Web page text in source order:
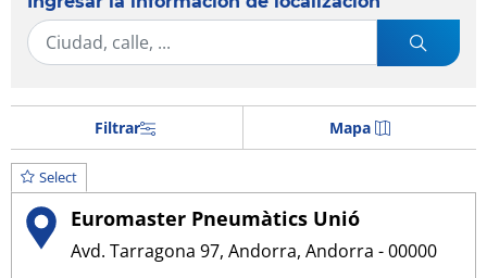
Filtrar Mapa
Select
Euromaster Pneumàtics Unió
Avd. Tarragona 97, Andorra, Andorra - 00000